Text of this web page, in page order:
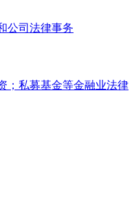
公司法律事务
；私募基金等金融业法律